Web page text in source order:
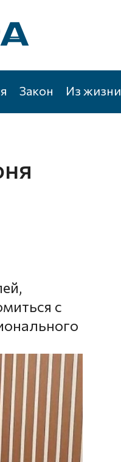
Закон Из жизни
с